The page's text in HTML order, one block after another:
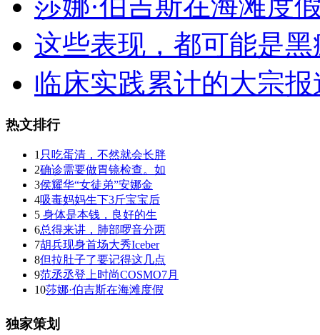
这些表现，都可能是黑
临床实践累计的大宗报
热文排行
1 只吃蛋清，不然就会长胖
2确诊需要做胃镜检查。如
3侯耀华“女徒弟”安娜金
4吸毒妈妈生下3斤宝宝后
5 身体是本钱，良好的生
6总得来讲，肺部啰音分两
7胡兵现身首场大秀Iceber
8但拉肚子了要记得这几点
9范丞丞登上时尚COSMO7月
10莎娜·伯吉斯在海滩度假
独家策划